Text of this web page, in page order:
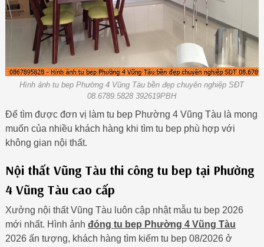
Hình ảnh tu bep Phường 4 Vũng Tàu bền đẹp chuyên nghiệp SĐT
08.6789.5828 392619PBH
Để tìm được đơn vị làm tu bep Phường 4 Vũng Tàu là mong
muốn của nhiều khách hàng khi tìm tu bep phù hợp với
không gian nội thất.
Nội thất Vũng Tàu thi công tu bep tại Phường
4 Vũng Tàu cao cấp
Xưởng nội thất Vũng Tàu luôn cập nhật mẫu tu bep 2026
mới nhất. Hình ảnh đóng tu bep Phường 4 Vũng Tàu
2026 ấn tượng, khách hàng tìm kiếm tu bep 08/2026 ở